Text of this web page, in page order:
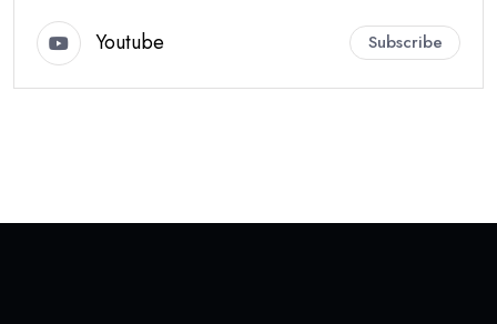
Youtube Subscribe